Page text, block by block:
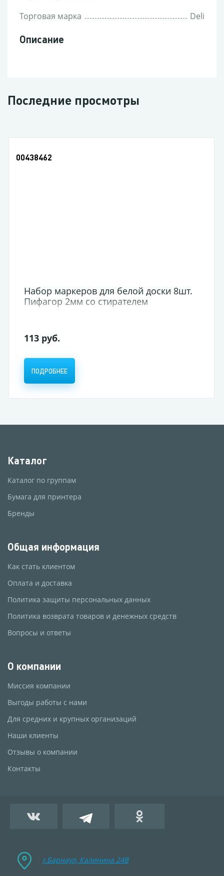
Торговая марка Deli
Описание
Последние просмотры
00438462
Набор маркеров для белой доски 8шт.
Пифагор 2мм со стирателем
113 руб.
ПОДРОБНЕЕ
Каталог
Каталог по группам
Бумага для принтера
Бренды
Общая информация
Как стать клиентом
Оплата и доставка
Политика защиты персональных данных
Политика возврата товаров и денежных средств
Вопросы и ответы
О компании
Миссия компании
Выгоды работы с нами
Для средних и крупных организаций
Наши клиенты
Отзывы о компании
Контакты
г.Барнаул, Калинина 24B